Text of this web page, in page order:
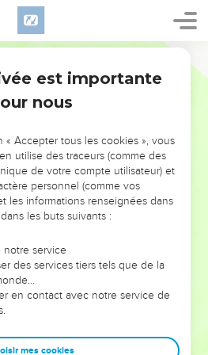
L’ÉVÉNEMENT
!
POUVAIENT VOUS ÉVITER LES
VOTRES ?
on voit moins les doutes, les erreurs
ont traversés, alors même que ce
qui les ont façonnés.
entrepreneurs, et responsables
de sagesse afin que leurs erreurs
est importante
nous
« Accepter tous les cookies », vous
utilise des traceurs (comme des
de votre compte utilisateur) et
personnel (comme vos
les informations renseignées dans
les buts suivants :
notre service
des services tiers tels que de la
en contact avec notre service de
mes cookies